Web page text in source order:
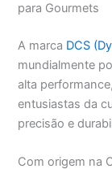
para Gourmets
A marca DCS
mundialmente
alta
entusiastas da
precisão e
Com origem na